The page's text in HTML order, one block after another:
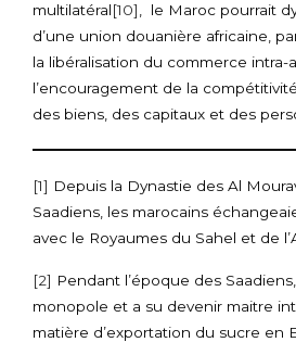
multilatéral[10]
, le Maroc pourrait
d’une union douanière africaine,
la libéralisation du commerce intra-
l’encouragement de la
des biens, des capitaux et des
[1] Depuis la Dynastie des Al
Saadiens, les marocains
avec le Royaumes du Sahel et de
[2] Pendant l’époque des
monopole et a su devenir maitre
matière d’exportation du sucre en